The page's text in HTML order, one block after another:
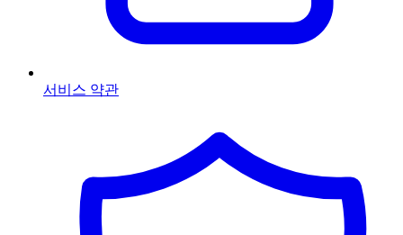
서비스 약관